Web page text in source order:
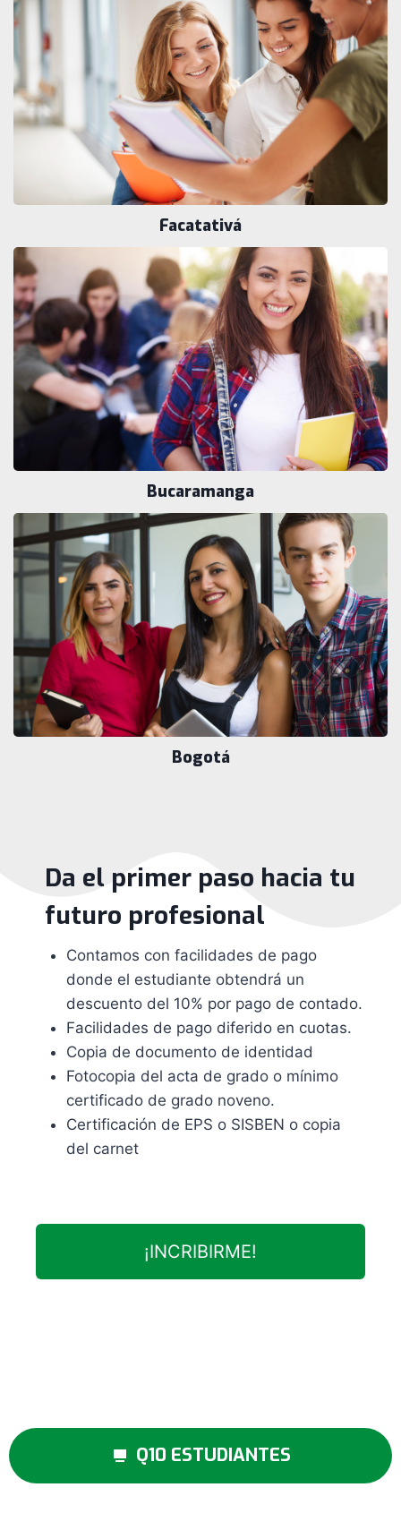
Facatativá
Bucaramanga
Bogotá
Da el primer paso hacia tu
futuro profesional
Contamos con facilidades de pago
donde el estudiante obtendrá un
descuento del 10% por pago de contado.
Facilidades de pago diferido en cuotas.
Copia de documento de identidad
Fotocopia del acta de grado o mínimo
certificado de grado noveno.
Certificación de EPS o SISBEN o copia
del carnet
¡INCRIBIRME!
Q10 ESTUDIANTES